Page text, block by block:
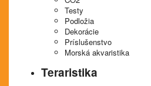
Testy
Podložia
Dekorácie
Príslušenstvo
Morská akvaristika
Teraristika